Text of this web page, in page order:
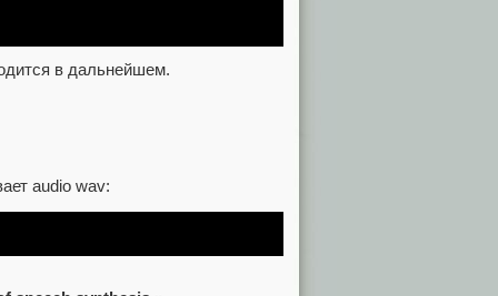
в дальнейшем.
audio wav: